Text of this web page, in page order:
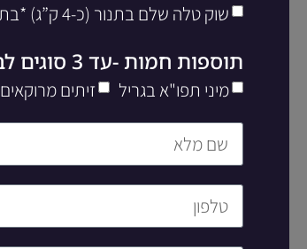
שוק טלה שלם בתנור (כ-4 ק”ג) *בתוספת 1,200 שח ליח’
תוספות חמות -עד 3 סוגים לבחירה
מיני תפו"א בגריל זיתים מרוקאים